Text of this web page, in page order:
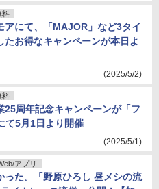
料
アにて、「MAJOR」など3タイ
たお得なキャンペーンが本日よ
(2025/5/2)
料
25周年記念キャンペーンが「フ
て5月1日より開催
(2025/5/1)
アプリ
った。「野原ひろし 昼メシの流